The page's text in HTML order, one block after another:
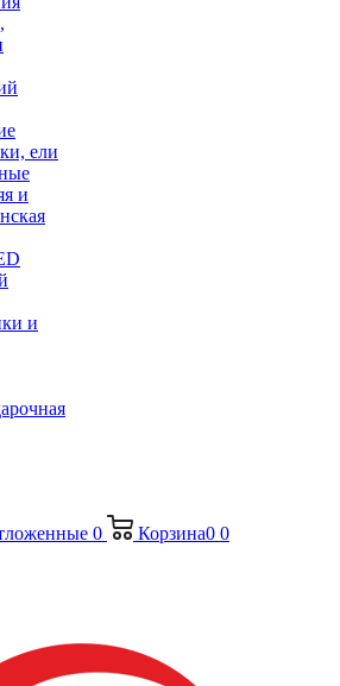
ели
и
и
0 Корзина0 0